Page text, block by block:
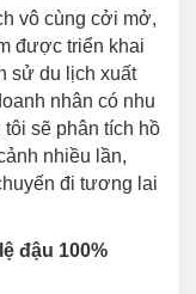
vô cùng cởi mở,
được triển khai
sử du lịch xuất
nhân có nhu
sẽ phân tích hồ
nhiều lần,
đi tương lai
đậu 100%